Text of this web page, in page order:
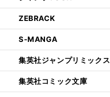
ZEBRACK
S-MANGA
集英社ジャンプリミックス
集英社コミック文庫